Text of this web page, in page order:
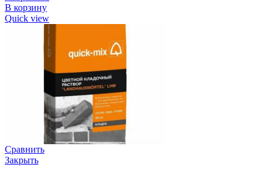
В корзину
Quick view
Сравнить
Закрыть